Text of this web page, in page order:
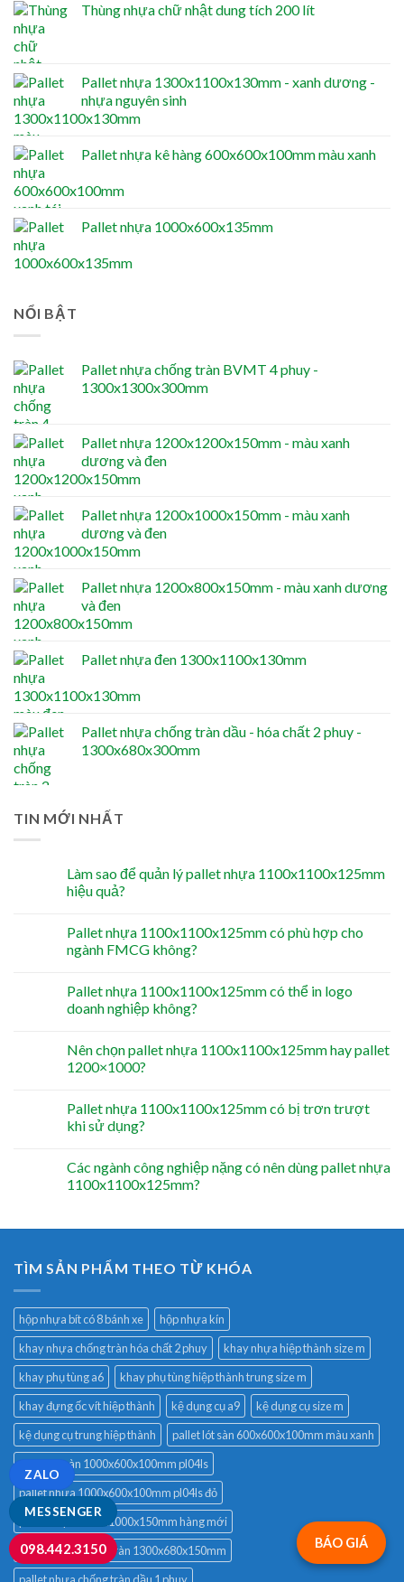
Thùng nhựa chữ nhật dung tích 200 lít
Pallet nhựa 1300x1100x130mm - xanh dương -
nhựa nguyên sinh
Pallet nhựa kê hàng 600x600x100mm màu xanh
Pallet nhựa 1000x600x135mm
NỔI BẬT
Pallet nhựa chống tràn BVMT 4 phuy -
1300x1300x300mm
Pallet nhựa 1200x1200x150mm - màu xanh
dương và đen
Pallet nhựa 1200x1000x150mm - màu xanh
dương và đen
Pallet nhựa 1200x800x150mm - màu xanh dương
và đen
Pallet nhựa đen 1300x1100x130mm
Pallet nhựa chống tràn dầu - hóa chất 2 phuy -
1300x680x300mm
TIN MỚI NHẤT
Làm sao để quản lý pallet nhựa 1100x1100x125mm
hiệu quả?
Pallet nhựa 1100x1100x125mm có phù hợp cho
ngành FMCG không?
Pallet nhựa 1100x1100x125mm có thể in logo
doanh nghiệp không?
Nên chọn pallet nhựa 1100x1100x125mm hay pallet
1200×1000?
Pallet nhựa 1100x1100x125mm có bị trơn trượt
khi sử dụng?
Các ngành công nghiệp nặng có nên dùng pallet nhựa
1100x1100x125mm?
TÌM SẢN PHẨM THEO TỪ KHÓA
hộp nhựa bít có 8 bánh xe
hộp nhựa kín
khay nhựa chống tràn hóa chất 2 phuy
khay nhựa hiệp thành size m
khay phụ tùng a6
khay phụ tùng hiệp thành trung size m
khay đựng ốc vít hiệp thành
kệ dụng cụ a9
kệ dụng cụ size m
kệ dụng cụ trung hiệp thành
pallet lót sàn 600x600x100mm màu xanh
pallet lót sàn 1000x600x100mm pl04ls
pallet nhựa 1000x600x100mm pl04ls đỏ
pallet nhựa 1200x1000x150mm hàng mới
pallet nhựa chống tràn 1300x680x150mm
pallet nhựa chống tràn dầu 1 phuy
BÁO GIÁ
MESSENGER
ZALO
098.442.3150